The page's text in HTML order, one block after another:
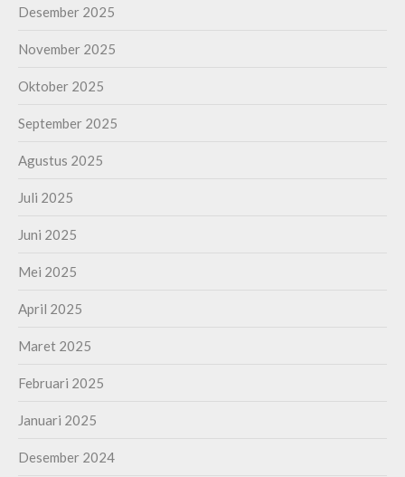
Desember 2025
November 2025
Oktober 2025
September 2025
Agustus 2025
Juli 2025
Juni 2025
Mei 2025
April 2025
Maret 2025
Februari 2025
Januari 2025
Desember 2024